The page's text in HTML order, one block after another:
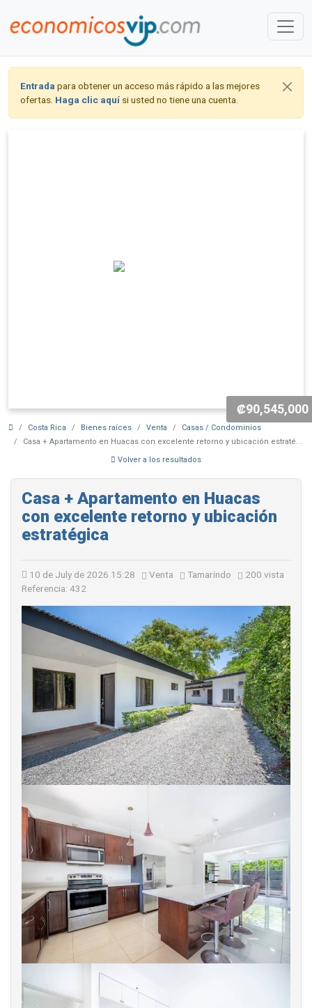
Entrada para obtener un acceso más rápido a las mejores
ofertas. Haga clic aquí si usted no tiene una cuenta.
Costa Rica Bienes raíces Venta
Casas / Condominios
Casa + Apartamento en Huacas con excelente retorno y ubicación estraté...
Volver a los resultados
Casa + Apartamento en Huacas
con excelente retorno y ubicación
estratégica
10 de July de 2026 15:28 Venta Tamarindo
200 vista
Referencia: 432
₡90,545,000